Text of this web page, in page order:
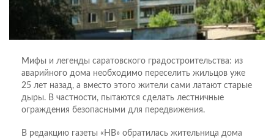
Мифы и легенды саратовского градостроительства: из
аварийного дома необходимо переселить жильцов уже
25 лет назад, а вместо этого жители сами латают старые
дыры. В частности, пытаются сделать лестничные
ограждения безопасными для передвижения.
В редакцию газеты «НВ» обратилась жительница дома